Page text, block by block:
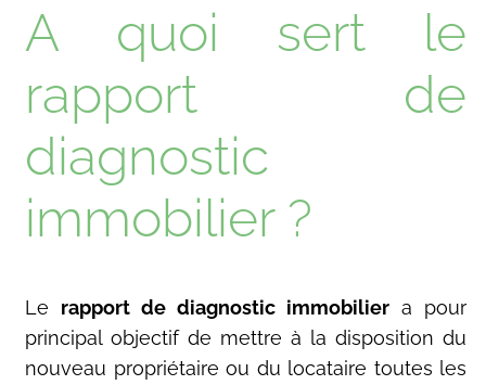
A quoi sert le
rapport de
diagnostic
immobilier ?
Le rapport de diagnostic immobilier a pour
principal objectif de mettre à la disposition du
nouveau propriétaire ou du locataire toutes les